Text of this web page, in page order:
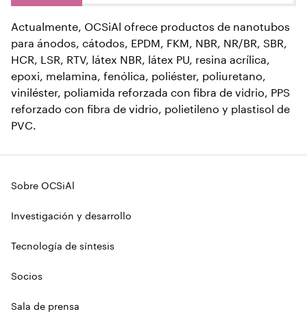
Actualmente, OCSiAl ofrece productos de nanotubos
para ánodos, cátodos, EPDM, FKM, NBR, NR/BR, SBR,
HCR, LSR, RTV, látex NBR, látex PU, resina acrílica,
epoxi, melamina, fenólica, poliéster, poliuretano,
viniléster, poliamida reforzada con fibra de vidrio, PPS
reforzado con fibra de vidrio, polietileno y plastisol de
PVC.
Sobre OCSiAl
Investigación y desarrollo
Tecnología de síntesis
Socios
Sala de prensa